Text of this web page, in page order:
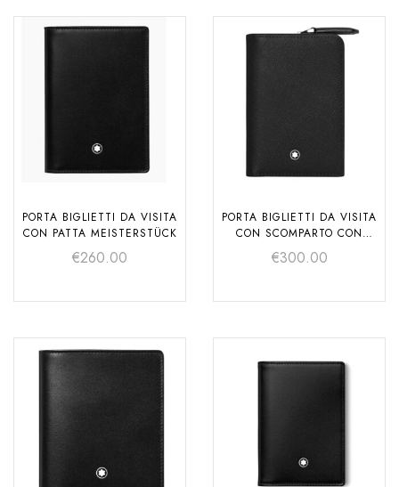
PORTA BIGLIETTI DA VISITA
CON PATTA MEISTERSTÜCK
€260.00
PORTA BIGLIETTI DA VISITA
CON SCOMPARTO CON
CERNIERA MONTBLANC
SARTORIAL
€300.00